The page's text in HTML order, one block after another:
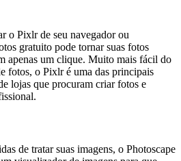
o Pixlr de seu navegador ou
gratuito pode tornar suas fotos
apenas um clique. Muito mais fácil do
fotos, o Pixlr é uma das principais
lojas que procuram criar fotos e
de tratar suas imagens, o Photoscape